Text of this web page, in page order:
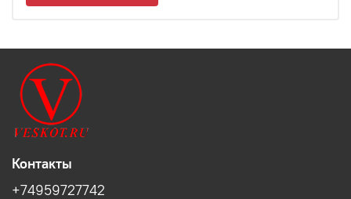
Контакты
+74959727742